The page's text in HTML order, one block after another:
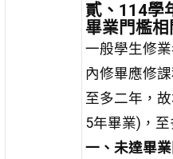
貳、114學
畢業門檻
一般學生修
內修畢應修
至多二年，
5年畢業)，
一、未達畢